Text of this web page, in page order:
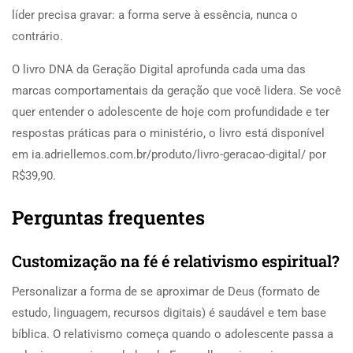
líder precisa gravar: a forma serve à essência, nunca o
contrário.
O livro DNA da Geração Digital aprofunda cada uma das
marcas comportamentais da geração que você lidera. Se você
quer entender o adolescente de hoje com profundidade e ter
respostas práticas para o ministério, o livro está disponível
em ia.adriellemos.com.br/produto/livro-geracao-digital/ por
R$39,90.
Perguntas frequentes
Customização na fé é relativismo espiritual?
Personalizar a forma de se aproximar de Deus (formato de
estudo, linguagem, recursos digitais) é saudável e tem base
bíblica. O relativismo começa quando o adolescente passa a